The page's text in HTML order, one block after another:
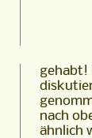
gehabt!
nach
ähnlich